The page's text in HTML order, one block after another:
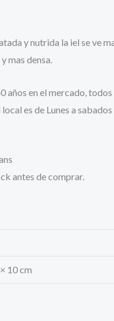
y nutrida la iel se ve
mas densa.
años en el mercado,
es de Lunes a
antes de comprar.
10 cm